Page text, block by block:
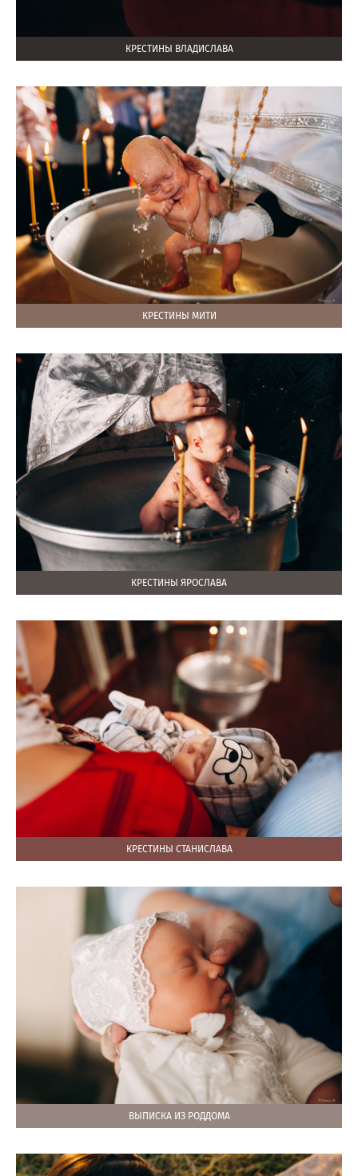
КРЕСТИНЫ ВЛАДИСЛАВА
КРЕСТИНЫ МИТИ
КРЕСТИНЫ ЯРОСЛАВА
КРЕСТИНЫ СТАНИСЛАВА
ВЫПИСКА ИЗ РОДДОМА